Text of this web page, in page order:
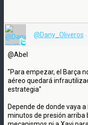
@Dany_Oliveros ·
@Abel
"Para empezar, el Barça
aéreo quedará
estrategia"
Depende de donde vaya
minutos de presión arriba